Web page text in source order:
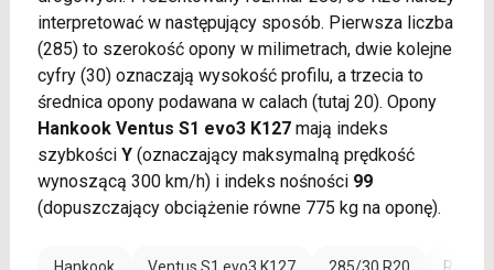
interpretować w następujący sposób. Pierwsza liczba
(285) to szerokość opony w milimetrach, dwie kolejne
cyfry (30) oznaczają wysokość profilu, a trzecia to
średnica opony podawana w calach (tutaj 20). Opony
Hankook Ventus S1 evo3 K127mają indeks
szybkości Y(oznaczający maksymalną prędkość
wynoszącą 300 km/h) i indeks nośności 99
(dopuszczający obciążenie równe 775 kg na oponę).